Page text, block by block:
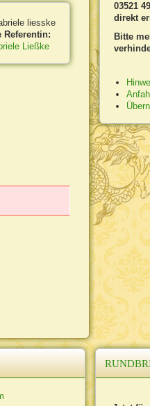
Referentin:
Ließke
03521
direkt
Bitte